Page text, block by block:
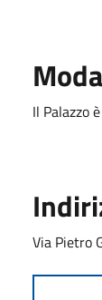
Il Palazzo
Via Pietro